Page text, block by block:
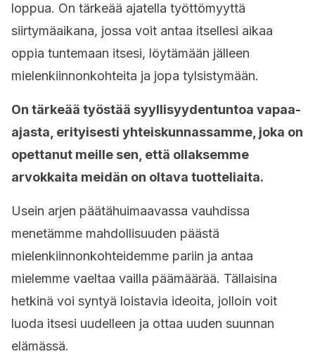
loppua. On tärkeää ajatella työttömyyttä
siirtymäaikana, jossa voit antaa itsellesi aikaa
oppia tuntemaan itsesi, löytämään jälleen
mielenkiinnonkohteita ja jopa tylsistymään.
On tärkeää työstää syyllisyydentuntoa vapaa-
ajasta, erityisesti yhteiskunnassamme, joka on
opettanut meille sen, että ollaksemme
arvokkaita meidän on oltava tuotteliaita.
Usein arjen päätähuimaavassa vauhdissa
menetämme mahdollisuuden päästä
mielenkiinnonkohteidemme pariin ja antaa
mielemme vaeltaa vailla päämäärää. Tällaisina
hetkinä voi syntyä loistavia ideoita, jolloin voit
luoda itsesi uudelleen ja ottaa uuden suunnan
elämässä.